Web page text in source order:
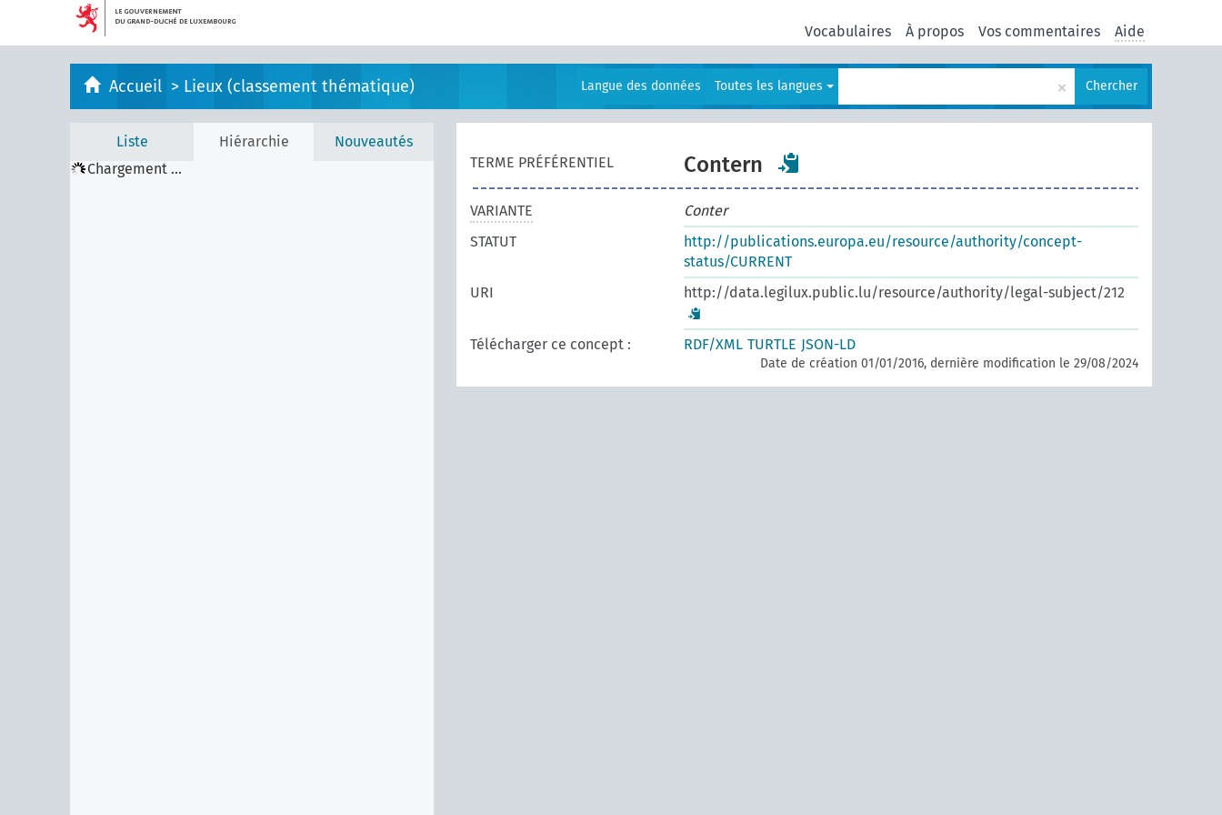
Vocabulaires À propos Vos commentaires Aide
Accueil > Lieux (classement thématique) Langue des données Toutes les langues × Chercher
Liste Hiérarchie
Nouveautés
Chargement ...
TERME PRÉFÉRENTIEL Contern
VARIANTE
Conter
STATUT
http://publications.europa.eu/resource/authority/concept-
status/CURRENT
URI
http://data.legilux.public.lu/resource/authority/legal-subject/212
Télécharger ce concept : RDF/XML TURTLE JSON-LD
Date de création 01/01/2016, dernière modification le 29/08/2024